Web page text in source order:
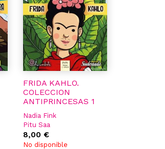
FRIDA KAHLO.
COLECCION
ANTIPRINCESAS 1
Nadia Fink
Pitu Saa
8,00 €
No disponible